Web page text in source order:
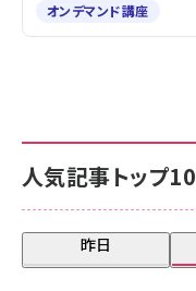
人気記事トップ10
昨日
オンデマンド講座